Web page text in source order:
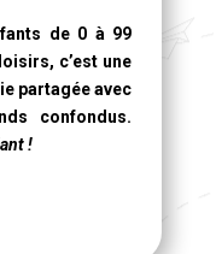
de 0 à 99
c’est une
partagée avec
confondus.
!